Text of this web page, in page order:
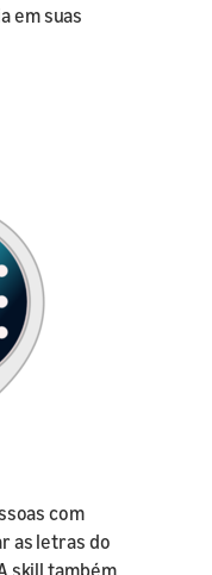
em suas
com
as letras do
skill também